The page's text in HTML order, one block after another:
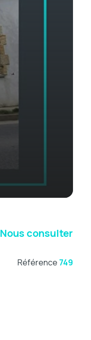
Nous consulter
Référence 749